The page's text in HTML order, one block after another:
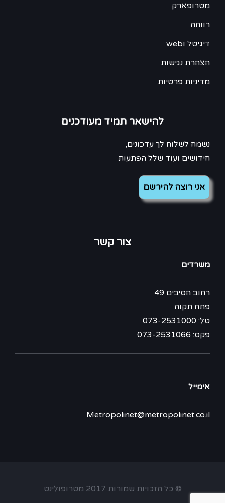
מטרופארק
רווחה
דיגיטל וweb
הצהרת נגישות
מדיניות פרטיות
להישאר תמיד מעודכנים
נשמח לשלוח לך עדכונים,
חידושים ועוד שלל הפתעות
צור קשר
משרדים
רחוב הסיבים 49
פתח תקוה
טל: 073-2531000
פקס: 073-2531066
אימייל
Metropolinet@metropolinet.co.il
© כל הזכויות שמורות 2017 מטרופולינט